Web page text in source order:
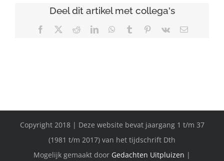
Deel dit artikel met collega's
Facebook RedditLinkedInWhatsApp
Tumblr Pinterest
Vk
E-
Copyright 2018 | Deze website bevat jaargang 1 t/m 37
(1981 t/m 2017) van het tijdschrift Dth
Mogelijk gemaakt door Gedachten Uitpluizen |